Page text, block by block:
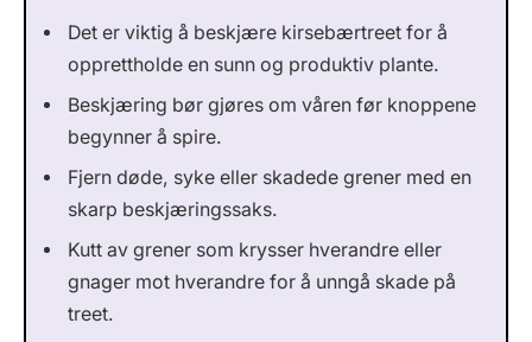
Det er viktig å beskjære kirsebærtreet for å
opprettholde en sunn og produktiv plante.
Beskjæring bør gjøres om våren før knoppene
begynner å spire.
Fjern døde, syke eller skadede grener med en
skarp beskjæringssaks.
Kutt av grener som krysser hverandre eller
gnager mot hverandre for å unngå skade på
treet.